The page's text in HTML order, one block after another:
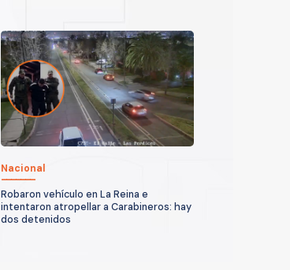
Nacional
Robaron vehículo en La Reina e
intentaron atropellar a Carabineros: hay
dos detenidos